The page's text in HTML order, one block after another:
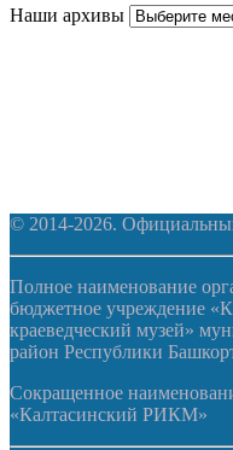
Наши архивы
© 2014-2026.
Полное наименование
бюджетное учреждение
краеведческий музей»
район Республики
Сокращенное
«Калтасинский РИКМ»